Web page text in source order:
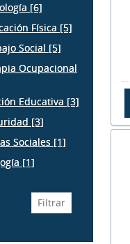
[6]
Física [5]
Social [5]
Ocupacional
Educativa [3]
[3]
Sociales [1]
[1]